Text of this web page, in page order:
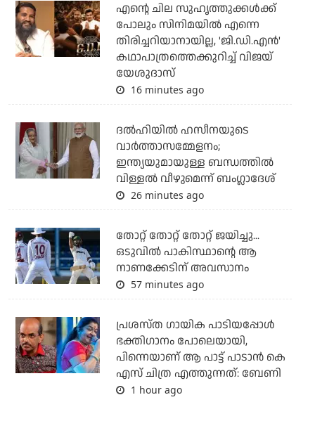
എന്റെ ചില സുഹൃത്തുക്കൾക്ക്
പോലും സിനിമയിൽ എന്നെ
തിരിച്ചറിയാനായില്ല, 'ജി.ഡി.എൻ'
കഥാപാത്രത്തെക്കുറിച്ച് വിജയ്
യേശുദാസ്
16 minutes ago
ദല്‍ഹിയില്‍ ഹസീനയുടെ
വാര്‍ത്താസമ്മേളനം;
ഇന്ത്യയുമായുള്ള ബന്ധത്തില്‍
വിള്ളല്‍ വീഴുമെന്ന് ബംഗ്ലാദേശ്
26 minutes ago
തോറ്റ് തോറ്റ് തോറ്റ് ജയിച്ചു...
ഒടുവില്‍ പാകിസ്ഥാന്റെ ആ
നാണക്കേടിന് അവസാനം
57 minutes ago
പ്രശസ്ത ഗായിക പാടിയപ്പോൾ
ഭക്തിഗാനം പോലെയായി,
പിന്നെയാണ് ആ പാട്ട് പാടാൻ കെ
എസ് ചിത്ര എത്തുന്നത്: ബേണി
1 hour ago